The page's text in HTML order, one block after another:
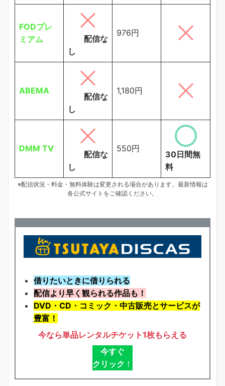
FODプレ
ミアム
配信な
し
976円
ABEMA
配信な
し
1,180円
DMM TV
配信な
し
550円
30日間無
料
※配信状況・料金・無料体験は変更される場合があります。最新情報は
各公式サイトをご確認ください。
借りたいときに借りられる
配信より早く観られる作品も！
DVD・CD・コミック・中古販売とサービスが
豊富！
今なら単品レンタルチケット1枚もらえる
今すぐ
クリック ！